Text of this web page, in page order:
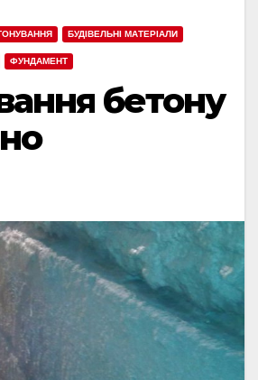
БУДІВЕЛЬНІ МАТЕРІАЛИ
ФУНДАМЕНТ
бетону